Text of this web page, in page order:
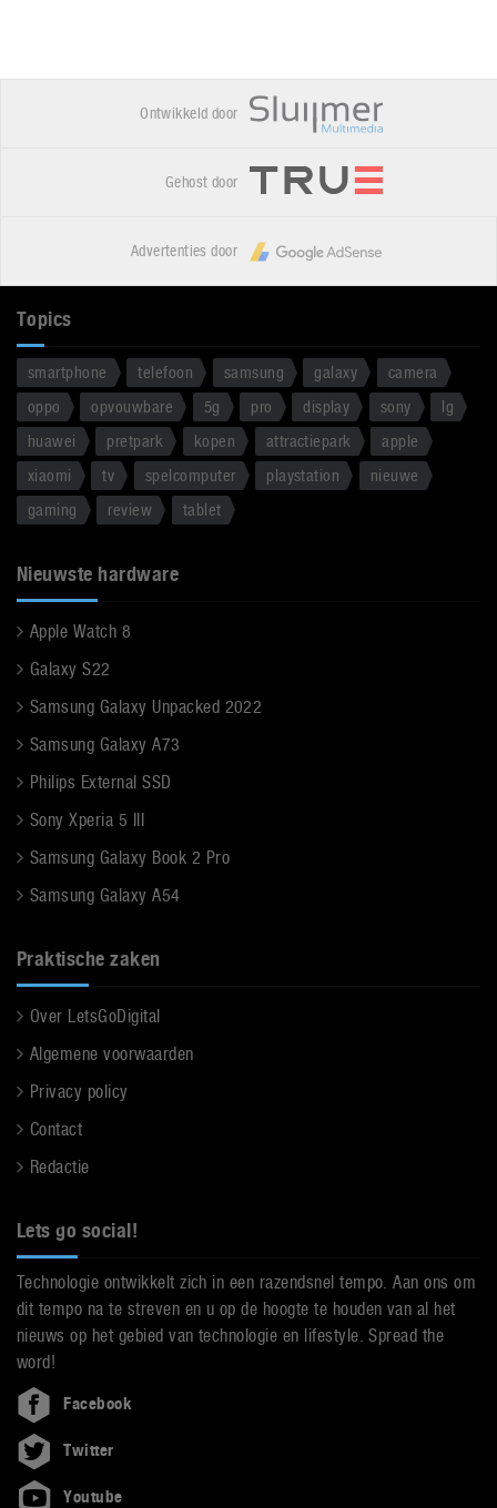
Ontwikkeld door
Gehost door
Advertenties door
Topics
smartphone telefoon samsung galaxy
camera
oppo
opvouwbare 5g pro display sony
lg
huawei
pretpark kopen attractiepark
apple
xiaomi
tv spelcomputer playstation
nieuwe
gaming
review tablet
Nieuwste hardware
Apple Watch 8
Galaxy S22
Samsung Galaxy Unpacked 2022
Samsung Galaxy A73
Philips External SSD
Sony Xperia 5 III
Samsung Galaxy Book 2 Pro
Samsung Galaxy A54
Praktische zaken
Over LetsGoDigital
Algemene voorwaarden
Privacy policy
Contact
Redactie
Lets go social!
Technologie ontwikkelt zich in een razendsnel tempo. Aan ons om
dit tempo na te streven en u op de hoogte te houden van al het
nieuws op het gebied van technologie en lifestyle. Spread the
word!
Facebook
Twitter
Youtube